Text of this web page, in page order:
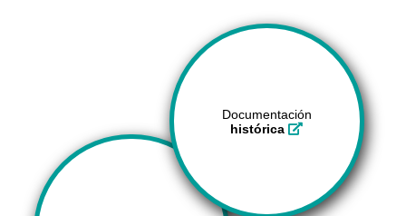
Documentación
histórica